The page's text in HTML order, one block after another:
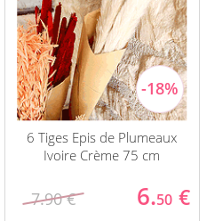
6 Tiges Epis de Plumeaux
Ivoire Crème 75 cm
7.90 € 6.50 €